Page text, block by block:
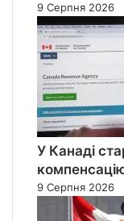
9 Серпня 2026
У Канаді
9 Серпня 2026